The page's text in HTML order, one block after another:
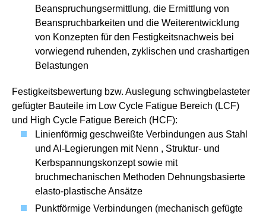
Beanspruchungsermittlung, die Ermittlung von
Beanspruchbarkeiten und die Weiterentwicklung
von Konzepten für den Festigkeitsnachweis bei
vorwiegend ruhenden, zyklischen und crashartigen
Belastungen
Festigkeitsbewertung bzw. Auslegung schwingbelasteter
gefügter Bauteile im Low Cycle Fatigue Bereich (LCF)
und High Cycle Fatigue Bereich (HCF):
Linienförmig geschweißte Verbindungen aus Stahl
und Al-Legierungen mit Nenn , Struktur- und
Kerbspannungskonzept sowie mit
bruchmechanischen Methoden Dehnungsbasierte
elasto-plastische Ansätze
Punktförmige Verbindungen (mechanisch gefügte